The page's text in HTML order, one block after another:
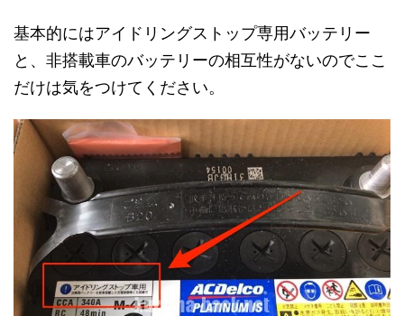
基本的にはアイドリングストップ専用バッテリー
と、非搭載車のバッテリーの相互性がないのでここ
だけは気をつけてください。